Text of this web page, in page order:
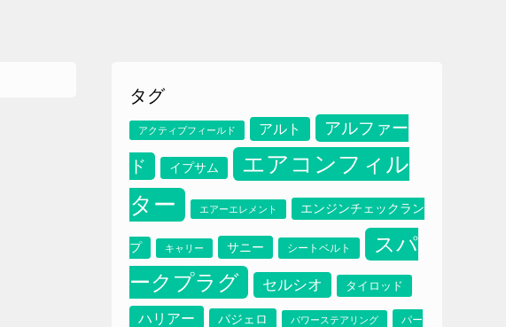
タグ
アクティブフィールド アルト アルファー
ド イプサム
エアコンフィル
ター
エアーエレメント エンジンチェックラン
プ キャリー サニー シートベルト
スパ
ークプラグ
セルシオ タイロッド
ハリアー パジェロ パワーステアリング パー